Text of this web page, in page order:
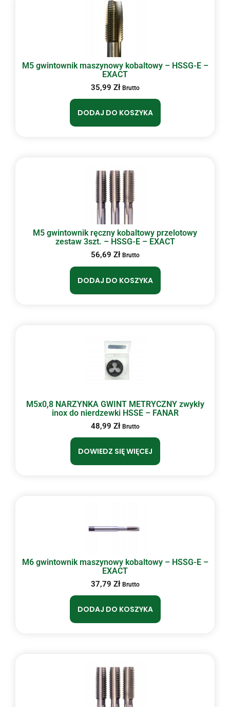
M5 gwintownik maszynowy kobaltowy – HSSG-E –
EXACT
35,99 Zł Brutto
DODAJ DO KOSZYKA
M5 gwintownik ręczny kobaltowy przelotowy
zestaw 3szt. – HSSG-E – EXACT
56,69 Zł Brutto
DODAJ DO KOSZYKA
M5x0,8 NARZYNKA GWINT METRYCZNY zwykły
inox do nierdzewki HSSE – FANAR
48,99 Zł Brutto
DOWIEDZ SIĘ WIĘCEJ
M6 gwintownik maszynowy kobaltowy – HSSG-E –
EXACT
37,79 Zł Brutto
DODAJ DO KOSZYKA